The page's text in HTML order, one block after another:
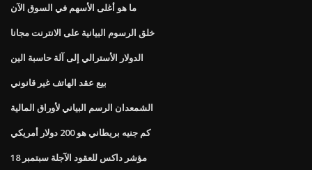
ما هو أغلى الأسهم في السوق الآن
خلق الرسوم البيانية على الانترنت مجانا
الدولار الأسترالي إلى آلة حاسبة الين
بيع عقد الهاتف غير قانوني
الشمعدان الرسم البياني لأوراق المالية
كم جنيه بريطاني هو 200 دولار أمريكي
مؤشر داكس للعقود الآجلة سبتمبر 18